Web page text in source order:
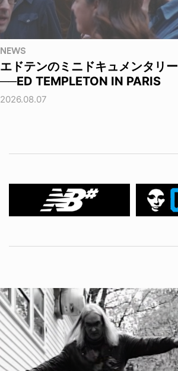
NEWS
エドテンのミニドキュメンタリー
──ED TEMPLETON IN PARIS
2026.08.07